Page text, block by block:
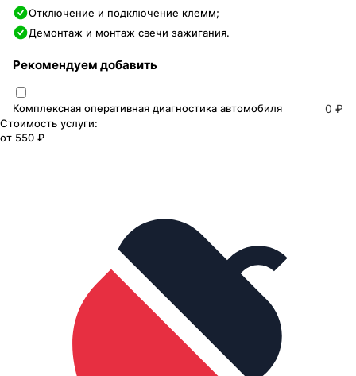
Отключение и подключение клемм;
Демонтаж и монтаж свечи зажигания.
Рекомендуем добавить
Комплексная оперативная диагностика автомобиля 0 ₽
Стоимость услуги:
от 550 ₽